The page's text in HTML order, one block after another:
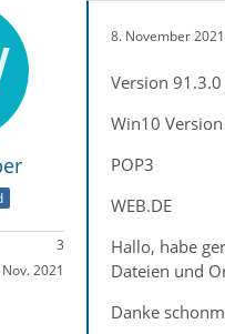
3
2021
8. November
Version
Win10
POP3
WEB.DE
Hallo, habe
Dateien und
Danke